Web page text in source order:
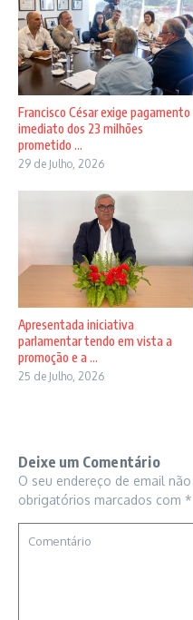
Francisco César exige pagamento
imediato dos 23 milhões
prometido ...
29 de Julho, 2026
Apresentada iniciativa
parlamentar tendo em vista a
promoção e a ...
25 de Julho, 2026
Deixe um Comentário
O seu endereço de email
obrigatórios marcados com *